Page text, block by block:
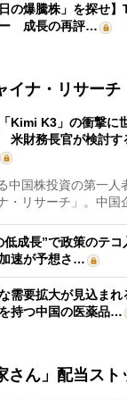
の爆騰株」を探せ
ー 成長の再評…
イナ・リサーチ
Kimi K3」の衝撃に
財務長官が検討す
国株投資の第一人
・リサーチ」。中国
低成長”で政策のテ
速が予想さ…
需要拡大が見込ま
持つ中国の医薬品…
さん」配当ス